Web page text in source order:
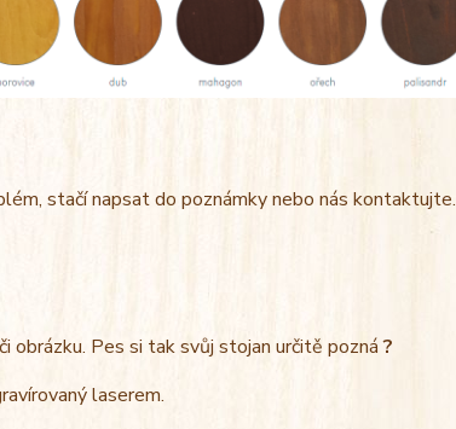
stačí napsat do poznámky nebo nás kontaktujte.
obrázku. Pes si tak svůj stojan určitě pozná?
laserem.